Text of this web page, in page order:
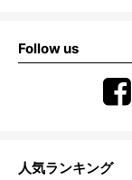
Follow us
人気ランキング